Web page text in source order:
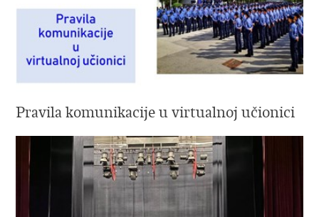
Pravila komunikacije u virtualnoj učionici